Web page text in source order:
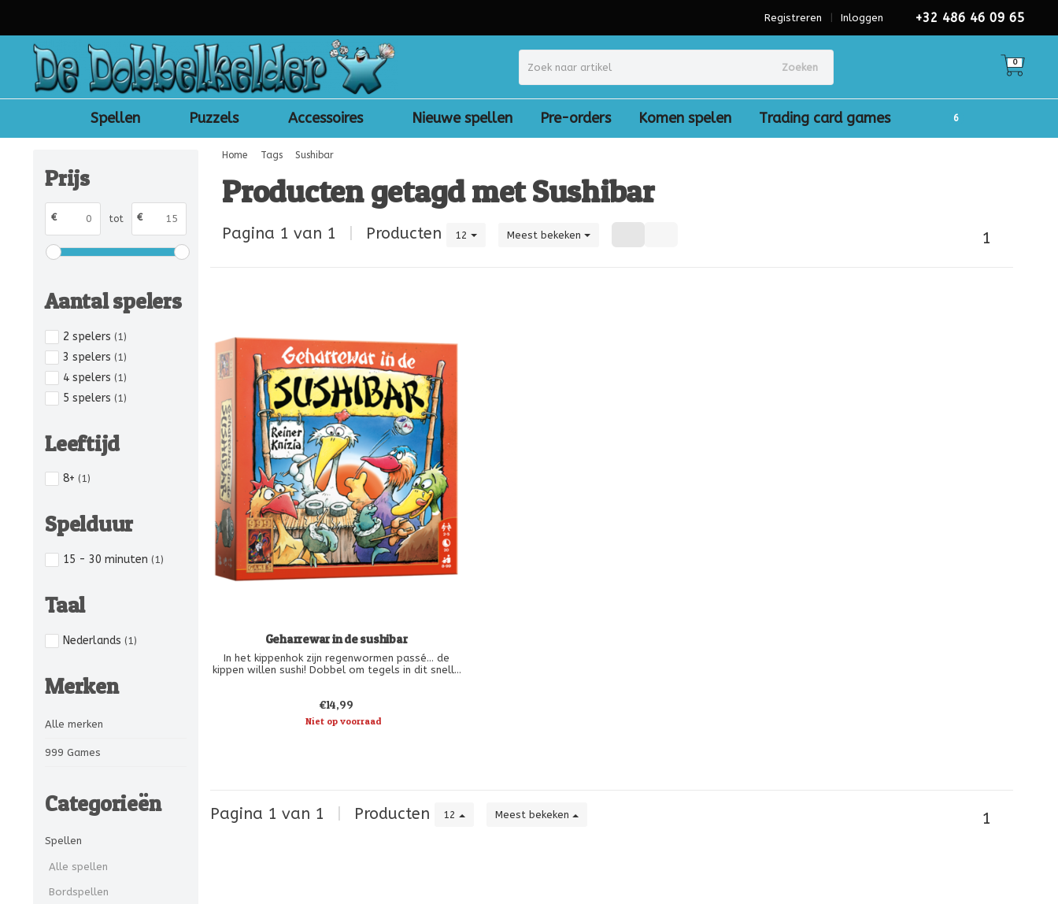
+32 486 46 09 65
Inloggen
Registreren
Zoeken 0
Spellen Puzzels Accessoires Nieuwe spellen Pre-orders Komen spelen Trading card games
Prijs
€ tot €
Aantal spelers
2 spelers (1)
3 spelers (1)
4 spelers (1)
5 spelers (1)
Leeftijd
8+ (1)
Spelduur
15 - 30 minuten (1)
Taal
Nederlands (1)
Merken
Alle merken
999 Games
Categorieën
Spellen
Alle spellen
Bordspellen
Home Tags Sushibar
Producten getagd met Sushibar
Pagina 1 van 1 Producten 12 Meest bekeken 1
Geharrewar in de sushibar
In het kippenhok zijn regenwormen passé… de
kippen willen sushi! Dobbel om tegels in dit snelle
tellen alleen mee als je ze kunt koppelen aan
gratentegels. St
€14,99
Niet op voorraad
Pagina 1 van 1 Producten 12 Meest bekeken 1